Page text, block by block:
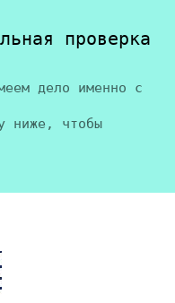
проверка
дело именно с
ниже, чтобы